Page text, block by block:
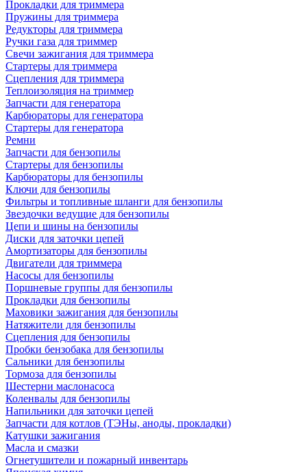
Прокладки для триммера
Пружины для триммера
Редукторы для триммера
Ручки газа для триммер
Свечи зажигания для триммера
Стартеры для триммера
Сцепления для триммера
Теплоизоляция на триммер
Запчасти для генератора
Карбюраторы для генератора
Стартеры для генератора
Ремни
Запчасти для бензопилы
Стартеры для бензопилы
Карбюраторы для бензопилы
Ключи для бензопилы
Фильтры и топливные шланги для бензопилы
Звездочки ведущие для бензопилы
Цепи и шины на бензопилы
Диски для заточки цепей
Амортизаторы для бензопилы
Двигатели для триммера
Насосы для бензопилы
Поршневые группы для бензопилы
Прокладки для бензопилы
Маховики зажигания для бензопилы
Натяжители для бензопилы
Сцепления для бензопилы
Пробки бензобака для бензопилы
Сальники для бензопилы
Тормоза для бензопилы
Шестерни маслонасоса
Коленвалы для бензопилы
Напильники для заточки цепей
Запчасти для котлов (ТЭНы, аноды, прокладки)
Катушки зажигания
Масла и смазки
Огнетушители и пожарный инвентарь